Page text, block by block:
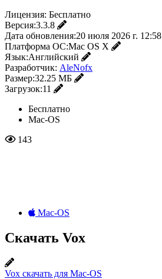
Лицензия: Бесплатно
Версия:3.3.8
Дата обновления:20 июля 2026 г. 12:58
Платформа ОС:Mac OS X
Язык:Английский
Разработчик: AleNofx
Размер:32.25 МБ
Загрузок:11
Бесплатно
Mac-OS
143
Mac-OS
Скачать Vox
Vox скачать для Mac-OS